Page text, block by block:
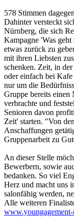
578 Stimmen
Dahinter versteckt
Nürnberg, die sich
Kampagne 'Was
etwas zurück zu
mit ihren Liebsten
schenken. Zeit, in
oder einfach bei
nur um die
Gruppe bereits einen
verbrachte und
Senioren davon
Zeit' starten. "Von
Anschaffungen
Gruppenarbeit zu
An dieser Stelle
Bewerbern, sowie
bedanken. So viel
Herz und macht uns
salonfähig werden,
Alle weiteren